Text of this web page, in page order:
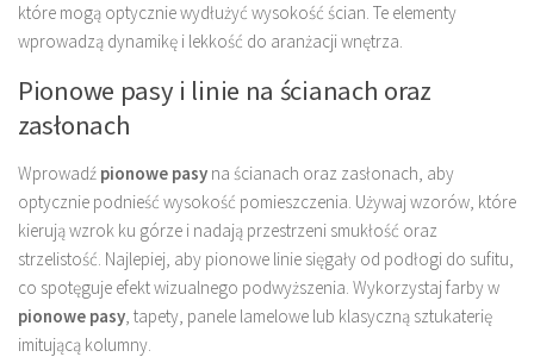
które mogą optycznie wydłużyć wysokość ścian. Te elementy
wprowadzą dynamikę i lekkość do aranżacji wnętrza.
Pionowe pasy i linie na ścianach oraz
zasłonach
Wprowadź pionowe pasy na ścianach oraz zasłonach, aby
optycznie podnieść wysokość pomieszczenia. Używaj wzorów, które
kierują wzrok ku górze i nadają przestrzeni smukłość oraz
strzelistość. Najlepiej, aby pionowe linie sięgały od podłogi do sufitu,
co spotęguje efekt wizualnego podwyższenia. Wykorzystaj farby w
pionowe pasy, tapety, panele lamelowe lub klasyczną sztukaterię
imitującą kolumny.